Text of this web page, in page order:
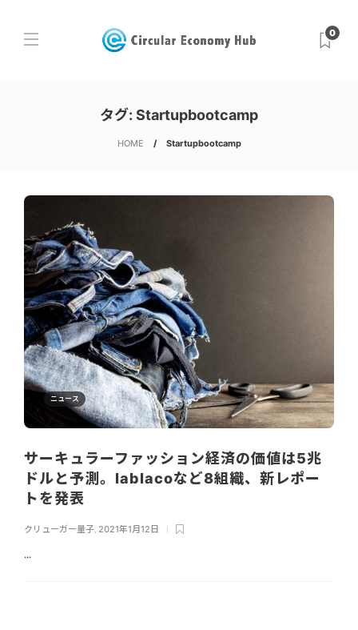
0
タグ: Startupbootcamp
HOME Startupbootcamp
ニュース
サーキュラーファッション経済の価値は5兆
ドルと予測。lablacoなど8組織、新レポー
トを発表
クリューガー量子, 2021年1月12日
...